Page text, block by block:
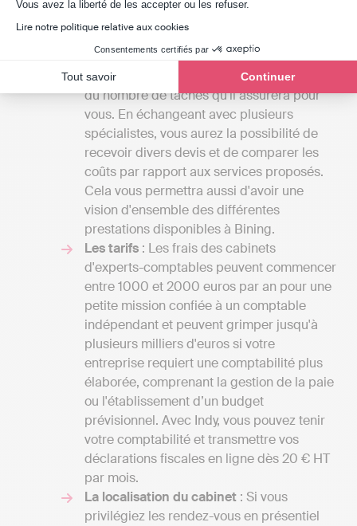
Vous avez la liberté de les accepter ou les refuser.
Lire notre politique relative aux cookies
Consentements certifiés par
Tout savoir Continuer
fonction du détail du contrat que vous
qu'un cabinet d’expert-comptable peut
proposer est vaste, et le prix sera fonction
du nombre de tâches qu'il assurera pour
vous. En échangeant avec plusieurs
spécialistes, vous aurez la possibilité de
recevoir divers devis et de comparer les
coûts par rapport aux services proposés.
Cela vous permettra aussi d'avoir une
vision d'ensemble des différentes
prestations disponibles à Bining.
Les tarifs : Les frais des cabinets
d'experts-comptables peuvent commencer
entre 1000 et 2000 euros par an pour une
petite mission confiée à un comptable
indépendant et peuvent grimper jusqu'à
plusieurs milliers d'euros si votre
entreprise requiert une comptabilité plus
élaborée, comprenant la gestion de la paie
ou l'établissement d’un budget
prévisionnel. Avec Indy, vous pouvez tenir
votre comptabilité et transmettre vos
déclarations fiscales en ligne dès 20 € HT
par mois.
La localisation du cabinet : Si vous
privilégiez les rendez-vous en présentiel